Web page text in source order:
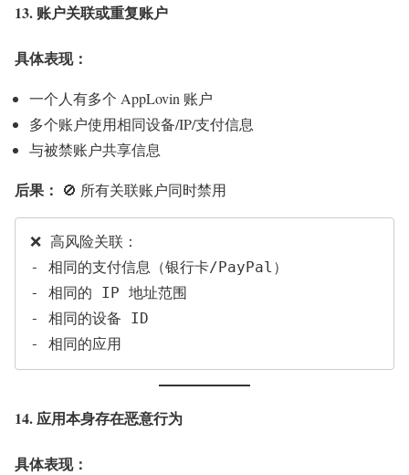
13. 账户关联或重复账户
具体表现：
一个人有多个 AppLovin 账户
多个账户使用相同设备/IP/支付信息
与被禁账户共享信息
后果： 🚫 所有关联账户同时禁用
❌ 高风险关联：
- 相同的支付信息（银行卡/PayPal）
- 相同的 IP 地址范围
- 相同的设备 ID
14. 应用本身存在恶意行为
具体表现：